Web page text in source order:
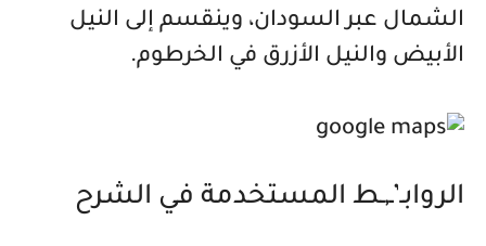
الشمال عبر السودان، وينقسم إلى النيل
الأبيض والنيل الأزرق في الخرطوم.
الروابـ’ـ,ـط المستخدمة في الشرح